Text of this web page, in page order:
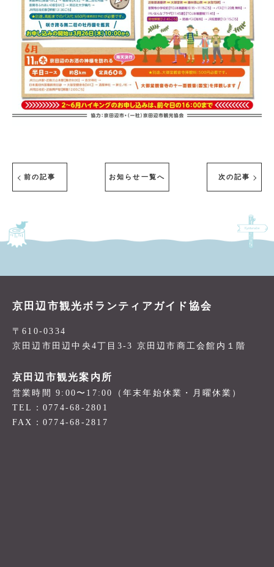
前の記事 お知らせ一覧へ 次の記事
京田辺市観光ボランティアガイド協会
〒610-0334
京田辺市田辺中央4丁目3-3 京田辺市商工会館内１階
京田辺市観光案内所
営業時間 9:00〜17:00（年末年始休業・月曜休業）
TEL：0774-68-2801
FAX：0774-68-2817